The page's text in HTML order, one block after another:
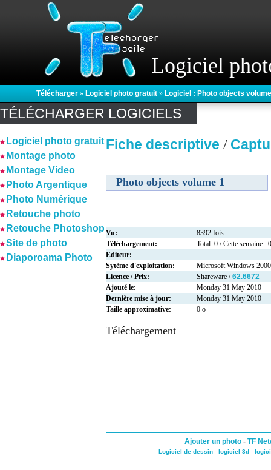
Logiciel
Télécharger » Logiciel photo gratuit » Logiciel : Photo objects
TÉLÉCHARGER LOGICIELS
Logiciel photo gratuit
Montage photo
Montage Video
Photo Argentique
Photo Numérique
Retouche photo
Retouche Photoshop
Site de photo
Diaporoama Photo
Fiche descriptive /
Photo objects volume 1
Vu:
8392 fois
Téléchargement:
Total: 0 / Cette semaine : 0
Editeur:
Sytème d'exploitation:
Microsoft Windows
Licence / Prix:
Shareware /62.6672
Ajouté le:
Monday 31 May 2010
Dernière mise à jour:
Monday 31 May 2010
Taille approximative:
0 o
Téléchargement
Ajouter un photo - TF
Logiciel de dessin - logiciel 3d -